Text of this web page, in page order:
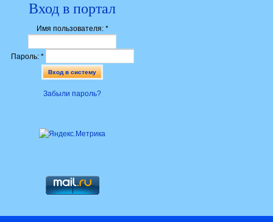
Вход в портал
Имя пользователя: *
Пароль: *
Забыли пароль?